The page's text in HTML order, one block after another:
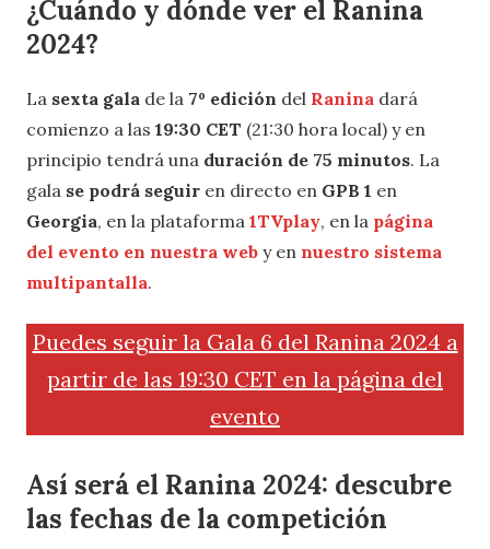
¿Cuándo y dónde ver el Ranina
2024?
La sexta gala de la 7º edición del Ranina dará
comienzo a las 19:30 CET (21:30 hora local) y en
principio tendrá una duración de 75 minutos. La
gala se podrá seguir en directo en GPB 1 en
Georgia, en la plataforma 1TVplay, en la página
del evento en nuestra web y en nuestro sistema
multipantalla.
Puedes seguir la Gala 6 del Ranina 2024 a
partir de las 19:30 CET en la página del
evento
Así será el Ranina 2024: descubre
las fechas de la competición